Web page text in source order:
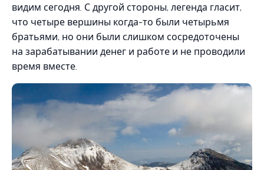
видим сегодня. С другой стороны, легенда гласит,
что четыре вершины когда-то были четырьмя
братьями, но они были слишком сосредоточены
на зарабатывании денег и работе и не проводили
время вместе.